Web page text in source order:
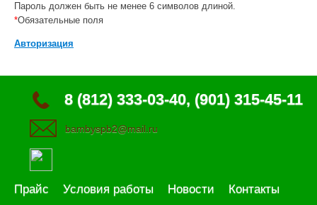
Пароль должен быть не менее 6 символов длиной.
*Обязательные поля
Авторизация
8 (812) 333-03-40, (901) 315-45-11
bambyspb2@mail.ru
Прайс Условия работы Новости Контакты